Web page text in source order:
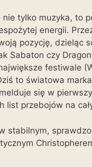
nie tylko muzyka, to
energii.
pozycję, dzieląc
Sabaton czy
festiwale
to światowa
się w
list przebojów na
stabilnym,